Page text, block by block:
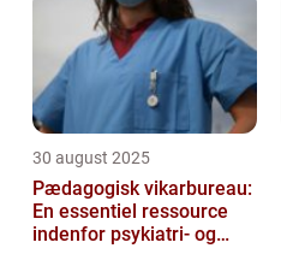
30 august 2025
Pædagogisk vikarbureau:
En essentiel ressource
indenfor psykiatri- og